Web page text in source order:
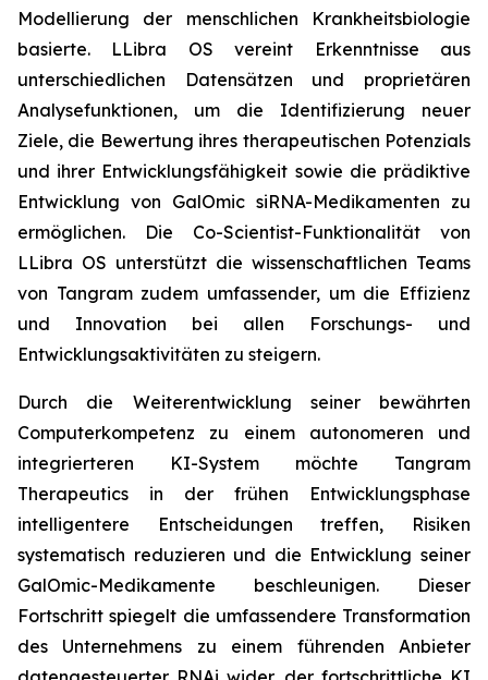
Modellierung der menschlichen Krankheitsbiologie
basierte. LLibra OS vereint Erkenntnisse aus
unterschiedlichen Datensätzen und proprietären
Analysefunktionen, um die Identifizierung neuer
Ziele, die Bewertung ihres therapeutischen Potenzials
und ihrer Entwicklungsfähigkeit sowie die prädiktive
Entwicklung von GalOmic siRNA-Medikamenten zu
ermöglichen. Die Co-Scientist-Funktionalität von
LLibra OS unterstützt die wissenschaftlichen Teams
von Tangram zudem umfassender, um die Effizienz
und Innovation bei allen Forschungs- und
Entwicklungsaktivitäten zu steigern.
Durch die Weiterentwicklung seiner bewährten
Computerkompetenz zu einem autonomeren und
integrierteren KI-System möchte Tangram
Therapeutics in der frühen Entwicklungsphase
intelligentere Entscheidungen treffen, Risiken
systematisch reduzieren und die Entwicklung seiner
GalOmic-Medikamente beschleunigen. Dieser
Fortschritt spiegelt die umfassendere Transformation
des Unternehmens zu einem führenden Anbieter